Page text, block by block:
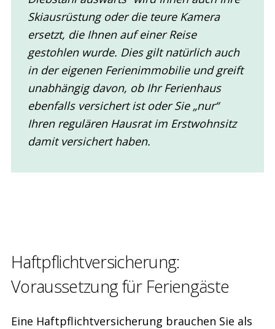
Skiausrüstung oder die teure Kamera
ersetzt, die Ihnen auf einer Reise
gestohlen wurde. Dies gilt natürlich auch
in der eigenen Ferienimmobilie und greift
unabhängig davon, ob Ihr Ferienhaus
ebenfalls versichert ist oder Sie „nur“
Ihren regulären Hausrat im Erstwohnsitz
damit versichert haben.
Haftpflicht­versicherung:
Voraussetzung für Feriengäste
Eine Haftpflichtversicherung brauchen Sie als